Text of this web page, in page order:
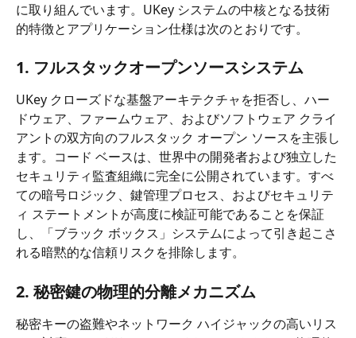
に取り組んでいます。UKey システムの中核となる技術
的特徴とアプリケーション仕様は次のとおりです。
1. フルスタックオープンソースシステム
UKey クローズドな基盤アーキテクチャを拒否し、ハー
ドウェア、ファームウェア、およびソフトウェア クライ
アントの双方向のフルスタック オープン ソースを主張し
ます。コード ベースは、世界中の開発者および独立した
セキュリティ監査組織に完全に公開されています。すべ
ての暗号ロジック、鍵管理プロセス、およびセキュリテ
ィ ステートメントが高度に検証可能であることを保証
し、「ブラック ボックス」システムによって引き起こさ
れる暗黙的な信頼リスクを排除します。
2. 秘密鍵の物理的分離メカニズム
秘密キーの盗難やネットワーク ハイジャックの高いリス